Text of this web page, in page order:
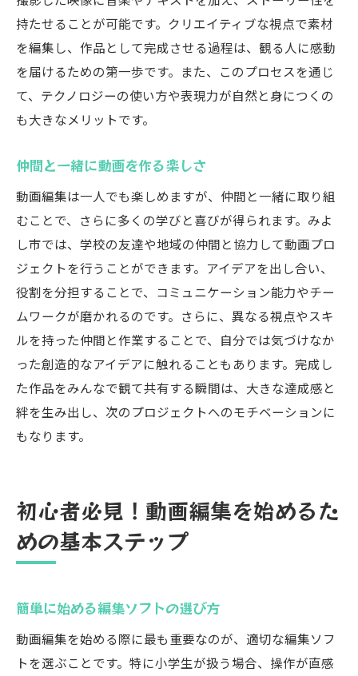
持たせることが可能です。クリエイティブな視点で素材
を編集し、作品として完成させる過程は、観る人に感動
を届けるための第一歩です。また、このプロセスを通じ
て、テクノロジーの使い方や表現力が自然と身につくの
も大きなメリットです。
仲間と一緒に動画を作る楽しさ
動画編集は一人でも楽しめますが、仲間と一緒に取り組
むことで、さらに多くの学びと喜びが得られます。みよ
し市では、学校の友達や地域の仲間と協力して動画プロ
ジェクトを行うことができます。アイデアを出し合い、
役割を分担することで、コミュニケーション能力やチー
ムワークが磨かれるのです。さらに、異なる視点やスキ
ルを持った仲間と作業することで、自分では気づけなか
った創造的なアイデアに触れることもあります。完成し
た作品をみんなで観て共有する瞬間は、大きな達成感と
絆を生み出し、次のプロジェクトへのモチベーションに
もなります。
初心者必見！動画編集を始めるた
めの基本ステップ
簡単に始める編集ソフトの選び方
動画編集を始める際に最も重要なのが、適切な編集ソフ
トを選ぶことです。特に小学生が扱う場合、操作が直感